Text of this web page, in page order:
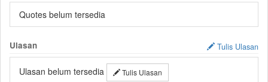
Quotes belum tersedia
Ulasan Tulis Ulasan
Ulasan belum tersedia Tulis Ulasan